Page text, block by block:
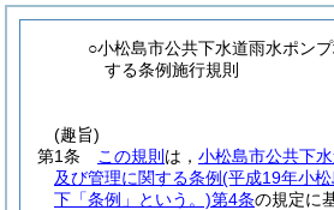
○小松島市公共下水道雨水ポン
する条例施行規則
(趣旨)
第1条
この規則 は， 小松島市公共下
及び管理に関する条例(平成19年小
下「条例」という。)第4条の規定に